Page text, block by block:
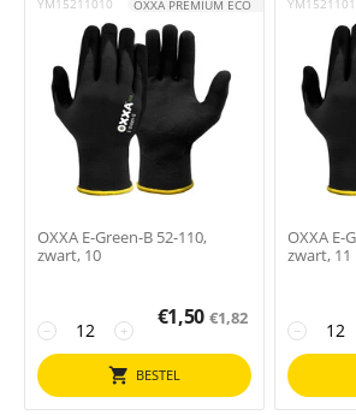
YM15211010 OXXA PREMIUM ECO
OXXA E-Green-B 52-110,
zwart, 10
+
−
€1,50 €1,82
BESTEL
OXXA E-
zwart, 11
−